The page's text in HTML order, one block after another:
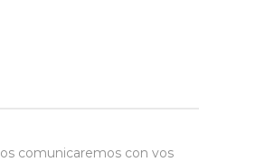
comunicaremos con vos